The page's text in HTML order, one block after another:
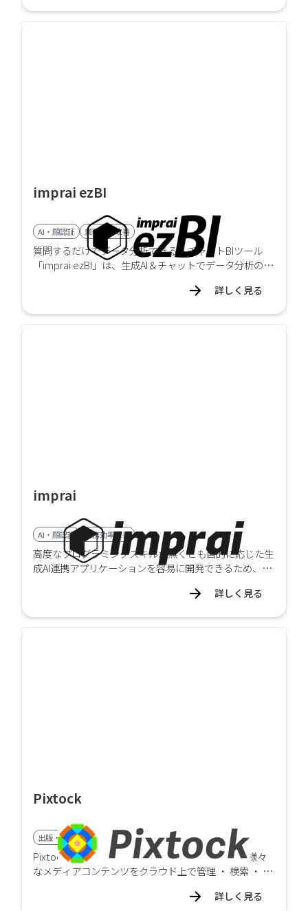
imprai ezBI
AI・顔認証 業務効率改善
質問するだけでデータ分析できる！チャットBIツール
「imprai ezBI」は、生成AI＆チャットでデータ分析の民
詳しく見る
imprai
AI・顔認証 業務効率改善
高度なプログラミングスキルが無くとも目的に応じた生
成AI連携アプリケーションを容易に開発できるため、短
詳しく見る
Pixtock
出版・印刷業界向け
Pixtockは写真データをはじめ 、 動画 、 音声など様々
なメディアコンテンツをクラウド上で管理 ・ 検索 ・ 販
詳しく見る